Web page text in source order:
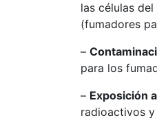
las células
(fumadores
–
para los
– Exposición
radioactivos y